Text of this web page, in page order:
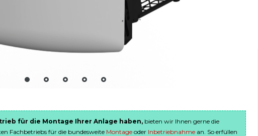
für die Montage Ihrer Anlage haben, bieten wir Ihnen gerne die
Fachbetriebs für die bundesweite Montage oder Inbetriebnahme an. So erfüllen